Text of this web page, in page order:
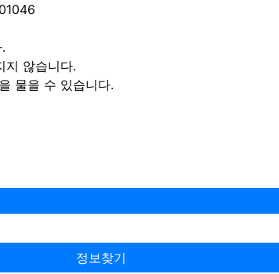
지 않습니다.
물을 수 있습니다.
정보찾기